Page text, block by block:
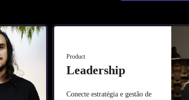
Product
Leadership
Conecte estratégia e gestão de